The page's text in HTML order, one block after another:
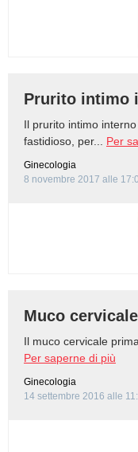
Prurito intimo
Il prurito intimo
fastidioso, per... Per
Ginecologia
8 novembre 2017 alle
Muco
Il muco cervicale
Per saperne di più
Ginecologia
14 settembre 2016 alle